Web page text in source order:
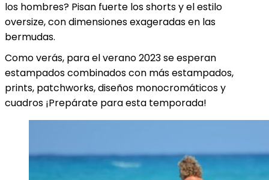
los hombres? Pisan fuerte los shorts y el estilo
oversize, con dimensiones exageradas en las
bermudas.
Como verás, para el verano 2023 se esperan
estampados combinados con más estampados,
prints, patchworks, diseños monocromáticos y
cuadros ¡Prepárate para esta temporada!